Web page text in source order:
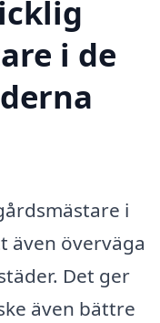
i de
i
även överväga
Det ger
även bättre